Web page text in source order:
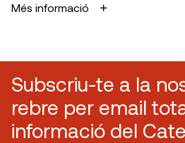
Més informació
Subscriu-te a la
rebre per email
informació del